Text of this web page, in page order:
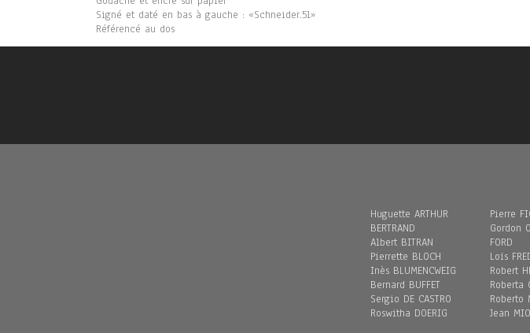
Signé et daté en bas à gauche : «Schneider.51»
Référencé au dos
Huguette ARTHUR
BERTRAND
Albert BITRAN
Pierrette BLOCH
Inès BLUMENCWEIG
Bernard BUFFET
Sergio DE CASTRO
Roswitha DOERIG
Pierre
Gordon
FORD
Loïs
Robert
Roberta
Roberto
Jean